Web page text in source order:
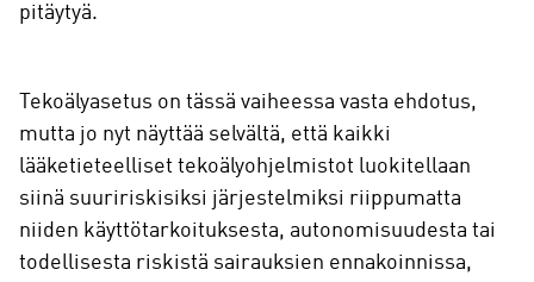
pitäytyä.
Tekoälyasetus on tässä vaiheessa vasta ehdotus,
mutta jo nyt näyttää selvältä, että kaikki
lääketieteelliset tekoälyohjelmistot luokitellaan
siinä suuririskisiksi järjestelmiksi riippumatta
niiden käyttötarkoituksesta, autonomisuudesta tai
todellisesta riskistä sairauksien ennakoinnissa,